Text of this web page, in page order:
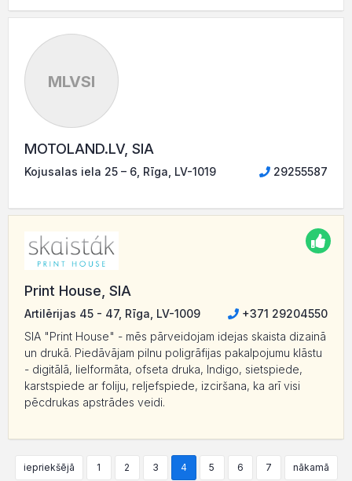
MLVSI
MOTOLAND.LV, SIA
Kojusalas iela 25 – 6, Rīga, LV-1019 29255587
Print House, SIA
Artilērijas 45 - 47, Rīga, LV-1009
+371 29204550
SIA "Print House" - mēs pārveidojam idejas skaista dizainā
un drukā. Piedāvājam pilnu poligrāfijas pakalpojumu klāstu
- digitālā, lielformāta, ofseta druka, Indigo, sietspiede,
karstspiede ar foliju, reljefspiede, izciršana, ka arī visi
pēcdrukas apstrādes veidi.
iepriekšējā 1 2 3 4 5 6 7 nākamā